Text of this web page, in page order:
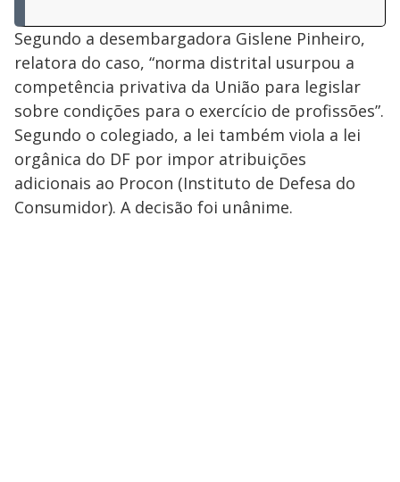
Segundo a desembargadora Gislene Pinheiro,
relatora do caso, “norma distrital usurpou a
competência privativa da União para legislar
sobre condições para o exercício de profissões”.
Segundo o colegiado, a lei também viola a lei
orgânica do DF por impor atribuições
adicionais ao Procon (Instituto de Defesa do
Consumidor). A decisão foi unânime.